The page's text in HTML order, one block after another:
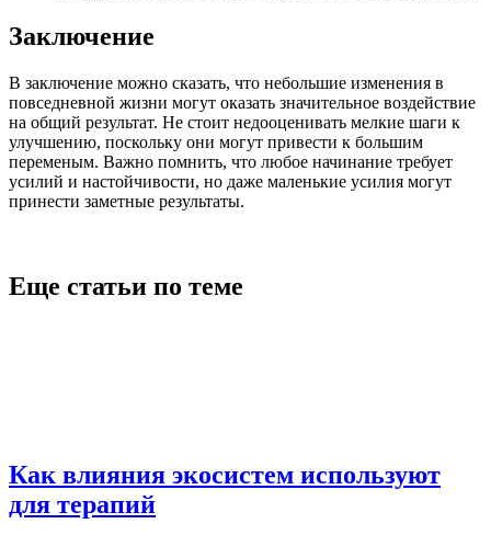
Заключение
В заключение можно сказать, что небольшие изменения в
повседневной жизни могут оказать значительное воздействие
на общий результат. Не стоит недооценивать мелкие шаги к
улучшению, поскольку они могут привести к большим
переменым. Важно помнить, что любое начинание требует
усилий и настойчивости, но даже маленькие усилия могут
принести заметные результаты.
Еще статьи по теме
Как влияния экосистем используют
для терапий